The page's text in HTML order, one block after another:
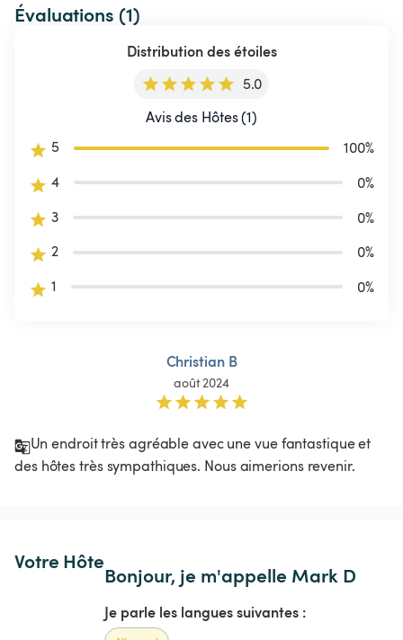
Évaluations (1)
Distribution des étoiles
5.0
Avis des Hôtes (1)
5
100%
4
0%
3
0%
2
0%
1
0%
Christian B
août 2024
Un endroit très agréable avec une vue fantastique et
des hôtes très sympathiques. Nous aimerions revenir.
Votre Hôte
Bonjour, je m'appelle Mark D
Je parle les langues suivantes :